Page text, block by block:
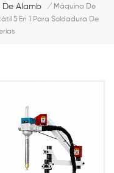
Alambre/ Máquina De
5 En 1 Para Soldadura De